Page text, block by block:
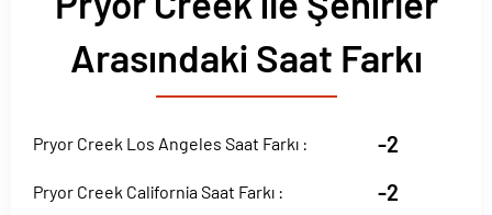
Arasındaki Saat Farkı
Pryor Creek Los Angeles Saat Farkı : -2
Pryor Creek California Saat Farkı : -2